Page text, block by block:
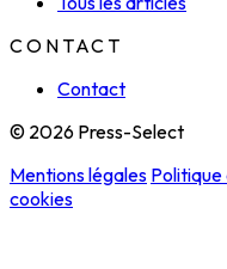
CONTACT
Contact
© 2026 Press-Select
Mentions légales
cookies